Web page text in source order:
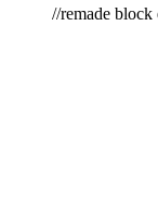
//remade